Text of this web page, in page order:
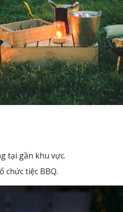
tại gần khu vực.
chức tiệc BBQ.